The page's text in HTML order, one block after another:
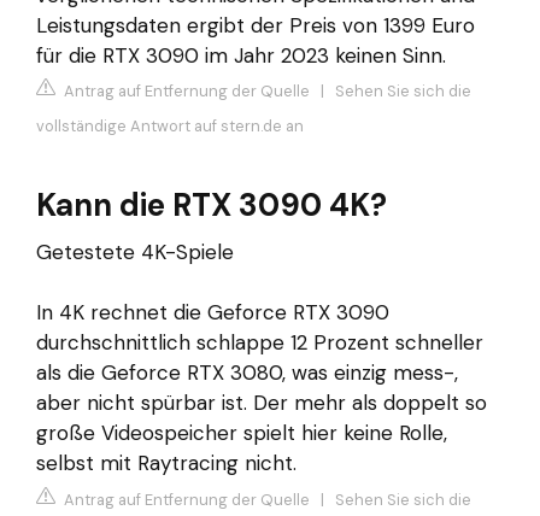
Leistungsdaten ergibt der Preis von 1399 Euro
für die RTX 3090 im Jahr 2023 keinen Sinn.
Antrag auf Entfernung der Quelle | Sehen Sie sich die
vollständige Antwort auf stern.de an
Kann die RTX 3090 4K?
Getestete 4K-Spiele
In 4K rechnet die Geforce RTX 3090
durchschnittlich schlappe 12 Prozent schneller
als die Geforce RTX 3080, was einzig mess-,
aber nicht spürbar ist. Der mehr als doppelt so
große Videospeicher spielt hier keine Rolle,
selbst mit Raytracing nicht.
Antrag auf Entfernung der Quelle | Sehen Sie sich die